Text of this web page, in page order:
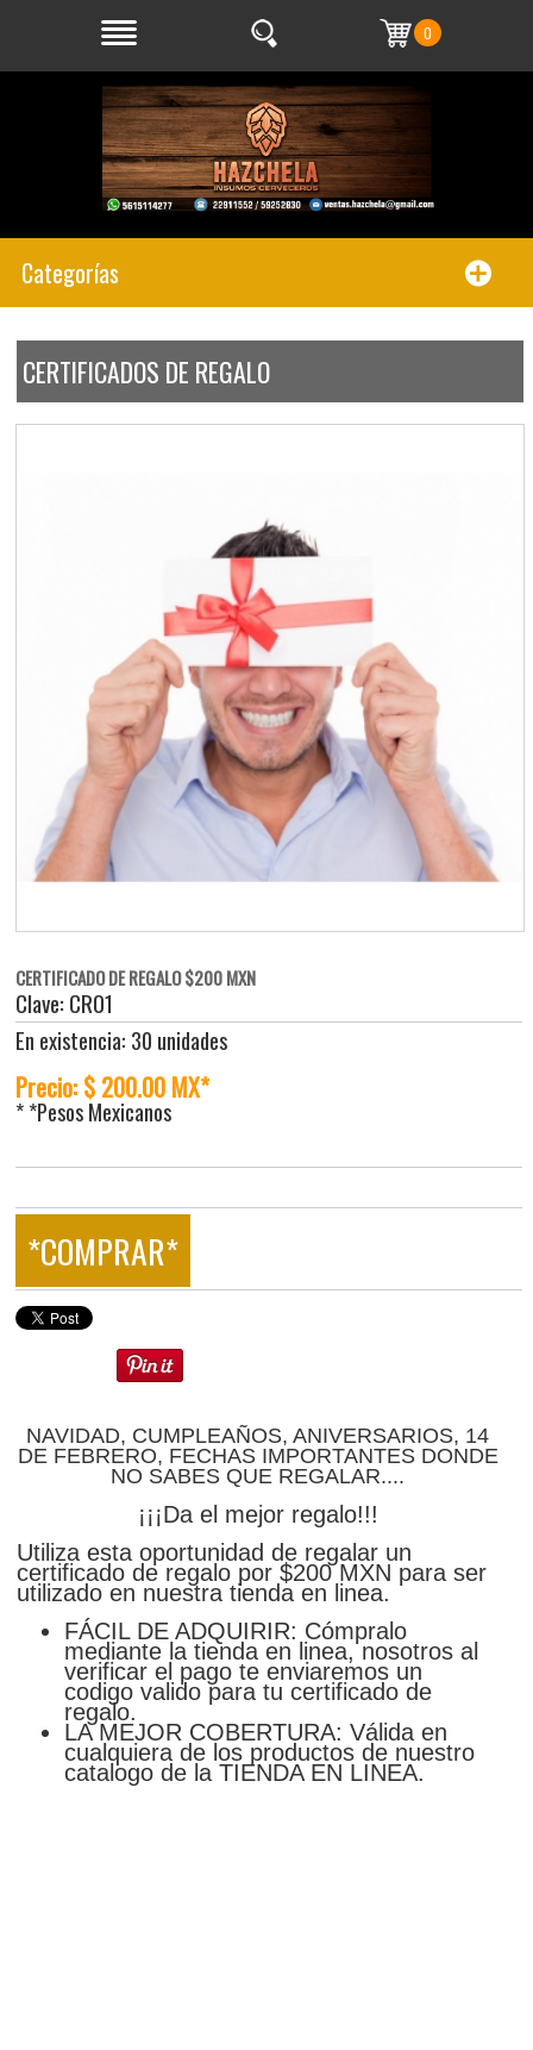
0
Categorías
CERTIFICADOS DE REGALO
CERTIFICADO DE REGALO $200 MXN
Clave: CR01
En existencia: 30 unidades
Precio: $ 200.00 MX*
* *Pesos Mexicanos
*COMPRAR*
NAVIDAD, CUMPLEAÑOS, ANIVERSARIOS, 14
DE FEBRERO, FECHAS IMPORTANTES DONDE
NO SABES QUE REGALAR....
¡¡¡Da el mejor regalo!!!
Utiliza esta oportunidad de regalar un
certificado de regalo por $200 MXN para ser
utilizado en nuestra tienda en linea.
FÁCIL DE ADQUIRIR: Cómpralo
mediante la tienda en linea, nosotros al
verificar el pago te enviaremos un
codigo valido para tu certificado de
regalo.
LA MEJOR COBERTURA: Válida en
cualquiera de los productos de nuestro
catalogo de la TIENDA EN LINEA.